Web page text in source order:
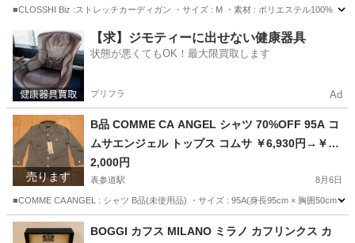
■CLOSSHI Biz :ストレッチカーディガン ・サイズ : M ・素材 : ポリエステル100% ・
東京 渋谷区 表参道駅 ジャケット CLOSSHI
【求】ジモティーに出せない健康器具
状態が悪くてもOK！最大限買取します
プリフラ Ad
売ります
B品 COMME CA ANGEL シャツ 70%OFF 95A コ
ムサエンジェル トップス コムサ ￥6,930円→￥2,
000円
2,000円
表参道駅 8月6日
■COMME CA ANGEL : シャツ B品(未使用品) ・サイズ : 95A(身長95cm × 胸囲50cm ×
東京 渋谷区 お受験
BOGGI カフス MILANO ミラノ カフリンクス カ